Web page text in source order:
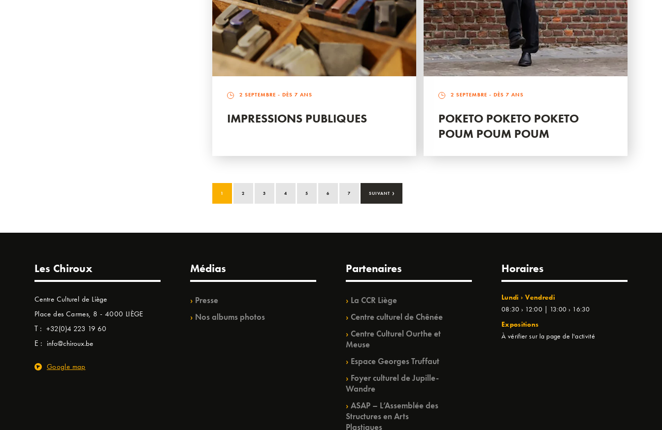
2 SEPTEMBRE - DÈS 7 ANS
IMPRESSIONS PUBLIQUES
2 SEPTEMBRE - DÈS 7 ANS
POKETO POKETO POKETO
POUM POUM POUM
1 2 3 4 5 6 7 SUIVANT ›
Les Chiroux
Centre Culturel de Liège
Place des Carmes, 8 - 4000 LIÈGE
T : +32(0)4 223 19 60
E : info@chiroux.be
Google map
Médias
Presse
Nos albums photos
Partenaires
La CCR Liège
Centre culturel de Chênée
Centre Culturel Ourthe et
Meuse
Espace Georges Truffaut
Foyer culturel de Jupille-
Wandre
ASAP – L’Assemblée des
Structures en Arts
Plastiques
Horaires
Lundi › Vendredi
08:30 › 12:00 | 13:00 › 16:30
Expositions
À vérifier sur la page de l'activité